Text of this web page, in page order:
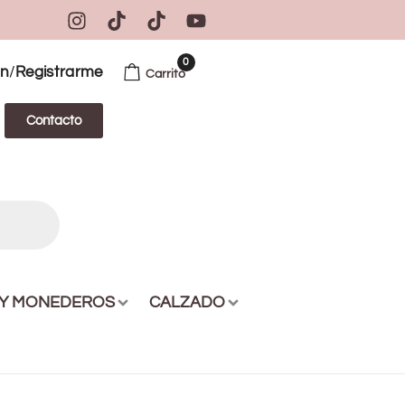
/ Registrarme
Contacto
Carrito
0
MONEDEROS CALZADO